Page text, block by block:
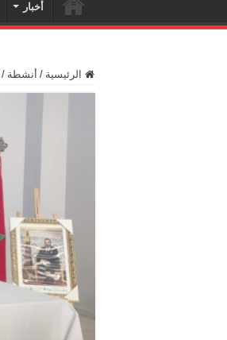
أخبار
الرئيسية / أنشطة /